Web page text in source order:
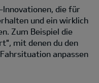
Innovationen, die für
und ein wirklich
Zum Beispiel die
mit denen du den
anpassen